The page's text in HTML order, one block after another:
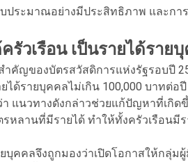
ประมาณอย่างมีประสิทธิภาพ และกา
รัวเรือน เป็นรายได้ราย
ำคัญของบัตรสวัสดิการแห่งรัฐรอบปี
ได้รายบุคคลไม่เกิน 100,000 บาทต่อปี
า แนวทางดังกล่าวช่วยแก้ปัญหาที่เกิ
หลานที่มีรายได้ ทำให้ทั้งครัวเรือนมี
บุคคลจึงถูกมองว่าเปิดโอกาสให้กลุ่ม